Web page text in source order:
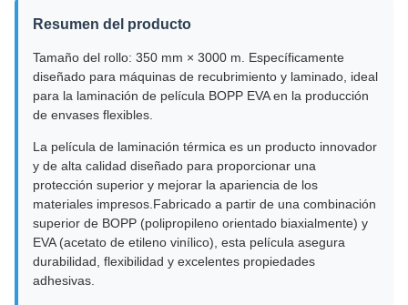
Resumen del producto
Tamaño del rollo: 350 mm × 3000 m. Específicamente
diseñado para máquinas de recubrimiento y laminado, ideal
para la laminación de película BOPP EVA en la producción
de envases flexibles.
La película de laminación térmica es un producto innovador
y de alta calidad diseñado para proporcionar una
protección superior y mejorar la apariencia de los
materiales impresos.Fabricado a partir de una combinación
superior de BOPP (polipropileno orientado biaxialmente) y
EVA (acetato de etileno vinílico), esta película asegura
durabilidad, flexibilidad y excelentes propiedades
adhesivas.